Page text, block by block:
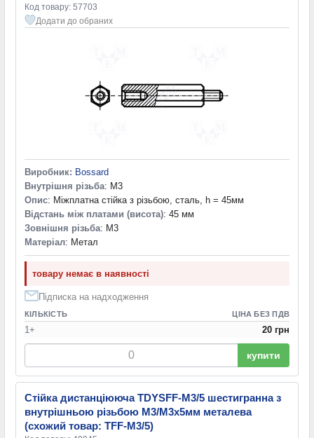
Код товару: 57703
Додати до обраних
Виробник: Bossard
Внутрішня різьба: M3
Опис: Міжплатна стійка з різьбою, сталь, h = 45мм
Відстань між платами (висота): 45 мм
Зовнішня різьба: M3
Матеріал: Метал
товару немає в наявності
Підписка на надходження
КІЛЬКІСТЬ ЦІНА БЕЗ ПДВ
1+ 20 грн
купити
Стійка дистанціююча TDYSFF-M3/5 шестигранна з
внутрішньою різьбою М3/М3х5мм металева
(схожий товар: TFF-M3/5)